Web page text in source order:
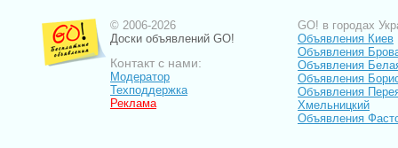
© 2006-2026
Доски объявлений GO!
Контакт с нами:
Модератор
Техподдержка
Реклама
GO! в городах
Объявления Киев
Объявления
Объявления
Объявления
Объявления
Хмельницкий
Объявления